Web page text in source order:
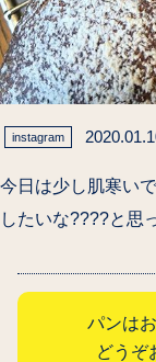
instagram
今日は少し肌寒い
したいな????と思
パンは
どうぞ